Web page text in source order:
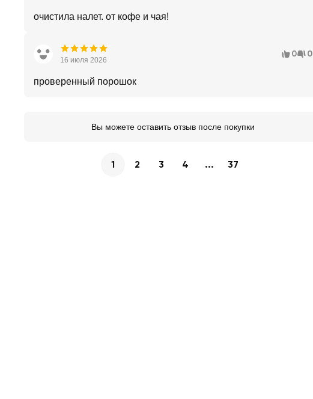
очистила налет. от кофе и чая!
16 июля 2026
0 0
проверенный порошок
Вы можете оставить отзыв после покупки
1 2 3 4 ... 37